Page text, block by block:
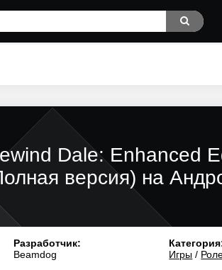
Dale: Enhanced
версия) на
Разработчик:
Beamdog
Игры /